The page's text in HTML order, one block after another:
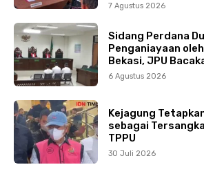
7 Agustus 2026
Sidang Perdana
Penganiayaan
Bekasi, JPU
6 Agustus 2026
Kejagung
sebagai
TPPU
30 Juli 2026